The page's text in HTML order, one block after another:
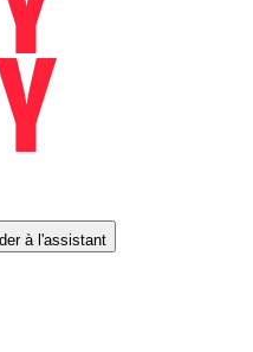
à l'assistant